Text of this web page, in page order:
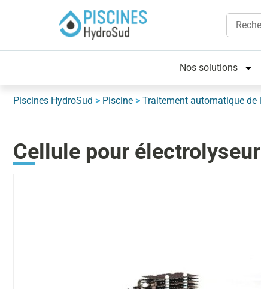
Nos solutions
Piscines HydroSud > Piscine > Traitement automatique de
Cellule pour